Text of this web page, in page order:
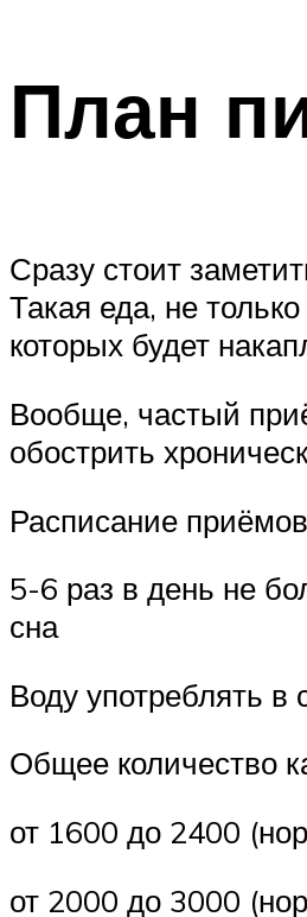
План
Сразу стоит
Такая еда, не
которых будет
Вообще, частый
обострить
Расписание
5-6 раз в день не
сна
Воду употреблять в
Общее количество
от 1600 до 2400
от 2000 до 3000